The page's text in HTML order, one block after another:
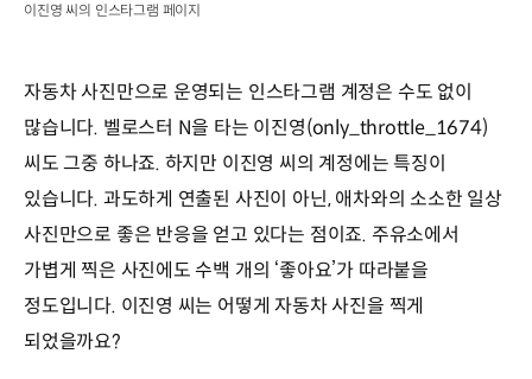
이진영 씨의 인스타그램 페이지
자동차 사진만으로 운영되는 인스타그램 계정은 수도 없이
많습니다. 벨로스터 N을 타는 이진영(only_throttle_1674)
씨도 그중 하나죠. 하지만 이진영 씨의 계정에는 특징이
있습니다. 과도하게 연출된 사진이 아닌, 애차와의 소소한 일상
사진만으로 좋은 반응을 얻고 있다는 점이죠. 주유소에서
가볍게 찍은 사진에도 수백 개의 ‘좋아요’가 따라붙을
정도입니다. 이진영 씨는 어떻게 자동차 사진을 찍게
되었을까요?